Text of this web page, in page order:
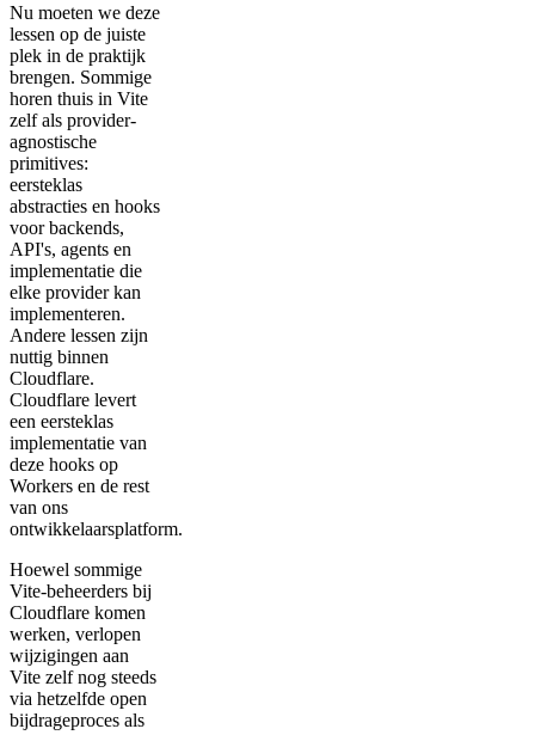
Nu moeten we deze
lessen op de juiste
plek in de praktijk
brengen. Sommige
horen thuis in Vite
zelf als provider-
agnostische
primitives:
eersteklas
abstracties en hooks
voor backends,
API's, agents en
implementatie die
elke provider kan
implementeren.
Andere lessen zijn
nuttig binnen
Cloudflare.
Cloudflare levert
een eersteklas
implementatie van
deze hooks op
Workers en de rest
van ons
ontwikkelaarsplatform.
Hoewel sommige
Vite-beheerders bij
Cloudflare komen
werken, verlopen
wijzigingen aan
Vite zelf nog steeds
via hetzelfde open
bijdrageproces als